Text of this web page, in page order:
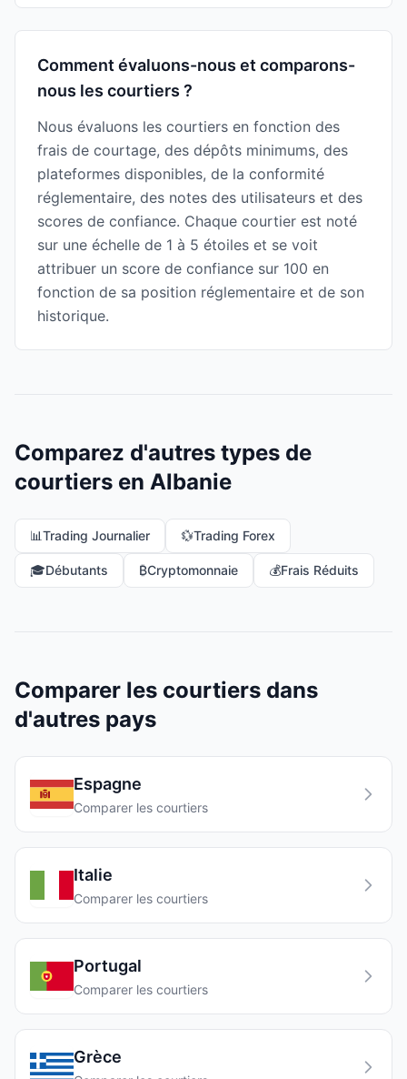
Comment évaluons-nous et comparons-
nous les courtiers ?
Nous évaluons les courtiers en fonction des
frais de courtage, des dépôts minimums, des
plateformes disponibles, de la conformité
réglementaire, des notes des utilisateurs et des
scores de confiance. Chaque courtier est noté
sur une échelle de 1 à 5 étoiles et se voit
attribuer un score de confiance sur 100 en
fonction de sa position réglementaire et de son
historique.
Comparez d'autres types de
courtiers en Albanie
📊Trading Journalier 💱Trading Forex
🎓Débutants ₿Cryptomonnaie 💰Frais Réduits
Comparer les courtiers dans
d'autres pays
Espagne
Comparer les courtiers
Italie
Comparer les courtiers
Portugal
Comparer les courtiers
Grèce